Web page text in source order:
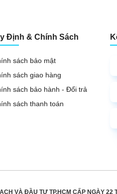
Định & Chính Sách
sách bảo mật
sách giao hàng
sách bảo hành - Đổi trả
sách thanh toán
VÀ ĐẦU TƯ TP.HCM CẤPNGÀY 22